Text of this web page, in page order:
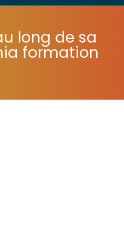
long de sa
formation